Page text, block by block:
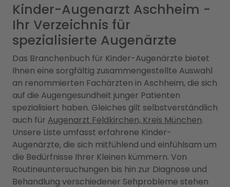
Kinder-Augenarzt Aschheim -
Ihr Verzeichnis für
spezialisierte Augenärzte
Das Branchenbuch für Kinder-Augenärzte bietet
Ihnen eine sorgfältig zusammengestellte Auswahl
an renommierten Fachärzten in Aschheim, die sich
auf die Augengesundheit junger Patienten
spezialisiert haben. Gleiches gilt selbstverständlich
auch für Augenarzt Feldkirchen, Kreis München.
Unsere Liste umfasst erfahrene Kinder-
Augenärzte, die sich mitfühlend und einfühlsam um
die Bedürfnisse Ihrer Kleinen kümmern. Von
Routineuntersuchungen bis hin zur Diagnose und
Behandlung verschiedener Sehprobleme stehen